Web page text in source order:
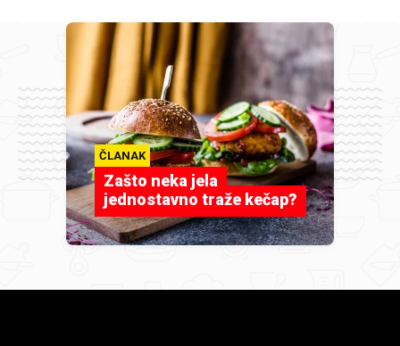
ČLANAK
Zašto neka jela
jednostavno traže kečap?